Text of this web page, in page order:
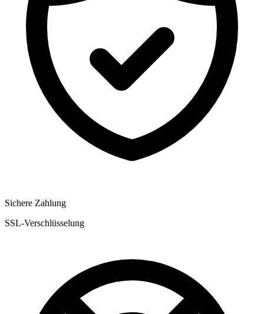
Sichere Zahlung
SSL-Verschlüsselung